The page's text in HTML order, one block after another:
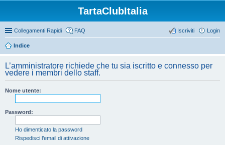
TartaClubItalia
Collegamenti Rapidi FAQ Login
Iscriviti
Indice
L’amministratore richiede che tu sia iscritto e connesso per
vedere i membri dello staff.
Nome utente:
Password:
Ho dimenticato la password
Rispedisci l’email di attivazione